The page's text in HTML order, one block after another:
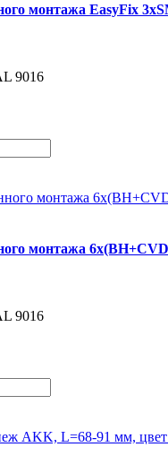
монтажа EasyFix
9016
монтажа
9016